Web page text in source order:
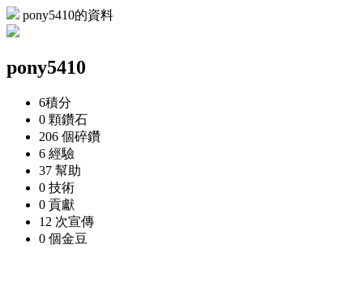
pony5410的資料
pony5410
6積分
0 顆鑽石
206 個碎鑽
6 經驗
37 幫助
0 技術
0 貢獻
12 次宣傳
0 個金豆